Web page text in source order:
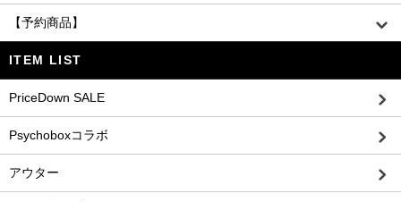
【予約商品】
ITEM LIST
PriceDown SALE
Psychoboxコラボ
アウター